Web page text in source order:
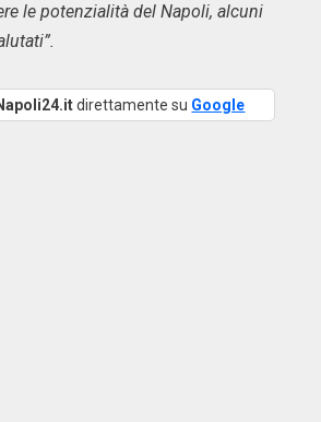
le potenzialità del Napoli, alcuni
direttamente su Google